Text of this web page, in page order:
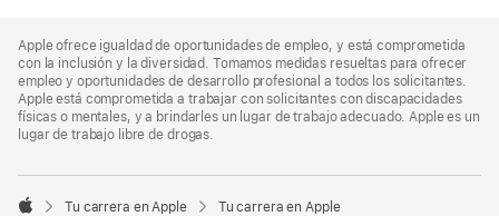
Footer
Apple ofrece igualdad de oportunidades de empleo, y está comprometida
con la inclusión y la diversidad. Tomamos medidas resueltas para ofrecer
empleo y oportunidades de desarrollo profesional a todos los solicitantes.
Apple está comprometida a trabajar con solicitantes con discapacidades
físicas o mentales, y a brindarles un lugar de trabajo adecuado. Apple es un
lugar de trabajo libre de drogas.

Tu carrera en Apple Tu carrera en Apple